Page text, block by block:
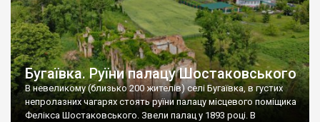
Бугаївка. Руїни палацу Шостаковського
В невеликому (близько 200 жителів) селі Бугаївка, в густих
непролазних чагарях стоять руїни палацу місцевого поміщика
Фелікса Шостаковського. Звели палац у 1893 році. В